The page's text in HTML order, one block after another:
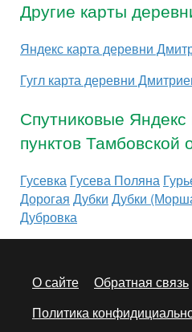
Другие карты
Яндекс карта деревни
Гугл карта деревни
Спутниковые
пунктов Тамбовской
Гусевка Гусева Поляна
Дорогая Дубки Дубки
Дубровка
О сайте
Обратная связь
Политика